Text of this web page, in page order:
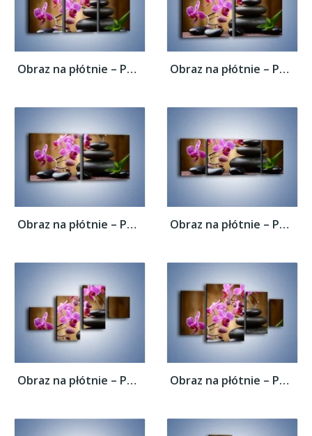
Obraz na płótnie – Po kwiatowej drabinie... Obraz na płótnie – Po kwiatowej drabinie...
Obraz na płótnie – Po kwiatowej drabinie... Obraz na płótnie – Po kwiatowej drabinie...
Obraz na płótnie – Po kwiatowej drabinie... Obraz na płótnie – Po kwiatowej drabinie...